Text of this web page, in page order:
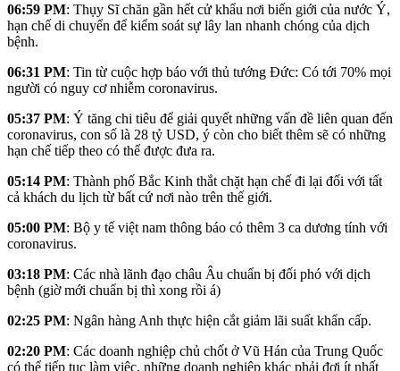
06:59 PM: Thụy Sĩ chăn gần hết cử khẩu nơi biến giới của nước Ý,
hạn chế di chuyển để kiểm soát sự lây lan nhanh chóng của dịch
bệnh.
06:31 PM: Tin từ cuộc hợp báo với thủ tướng Đức: Có tới 70% mọi
người có nguy cơ nhiễm coronavirus.
05:37 PM: Ý tăng chi tiêu để giải quyết những vấn đề liên quan đến
coronavirus, con số là 28 tỷ USD, ý còn cho biết thêm sẽ có những
hạn chế tiếp theo có thể được đưa ra.
05:14 PM: Thành phố Bắc Kinh thắt chặt hạn chế đi lại đối với tất
cả khách du lịch từ bất cứ nơi nào trên thế giới.
05:00 PM: Bộ y tế việt nam thông báo có thêm 3 ca dương tính với
coronavirus.
03:18 PM: Các nhà lãnh đạo châu Âu chuẩn bị đối phó với dịch
bệnh (giờ mới chuẩn bị thì xong rồi á)
02:25 PM: Ngân hàng Anh thực hiện cắt giảm lãi suất khẩn cấp.
02:20 PM: Các doanh nghiệp chủ chốt ở Vũ Hán của Trung Quốc
có thể tiếp tục làm việc, những doanh nghiệp khác phải đợi ít nhất